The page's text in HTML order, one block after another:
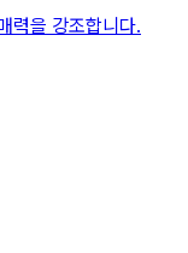
력을 강조합니다.